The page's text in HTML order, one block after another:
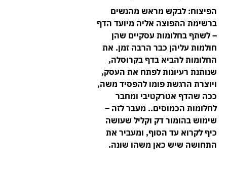
הפיצוח: לבקש מראש מהנשים
ברשימת התפוצה אליה מיועד הדף
– לשתף בחלומות עסקיים שהן
חולמות עליהן כבר הרבה זמן. את
החלומות להביא בדף בקרוסלה,
שנותנת רעיונות לפתח את העסק,
ויוצרת הרגשת פומו להפסיד משה,
ככה שהדף אטרקטיבי ומחבר
לחלומות הכמוסים.. מעבר לזה –
שימוש בהומור דק וקליל שעושה
כיף לקרוא עד הסוף, ומעביר את
התחושה שיש כאן משהו שונה.